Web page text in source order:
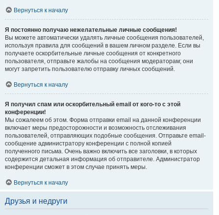
Вернуться к началу
Я постоянно получаю нежелательные личные сообщения!
Вы можете автоматически удалять личные сообщения пользователей,
используя правила для сообщений в вашем личном разделе. Если вы
получаете оскорбительные личные сообщения от конкретного
пользователя, отправьте жалобы на сообщения модераторам; они
могут запретить пользователю отправку личных сообщений.
Вернуться к началу
Я получил спам или оскорбительный email от кого-то с этой
конференции!
Мы сожалеем об этом. Форма отправки email на данной конференции
включает меры предосторожности и возможность отслеживания
пользователей, отправляющих подобные сообщения. Отправьте email-
сообщение администратору конференции с полной копией
полученного письма. Очень важно включить все заголовки, в которых
содержится детальная информация об отправителе. Администратор
конференции сможет в этом случае принять меры.
Вернуться к началу
Друзья и недруги